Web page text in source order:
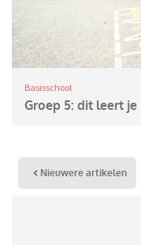
Basisschool
Groep 5: dit leert
Nieuwere artikelen